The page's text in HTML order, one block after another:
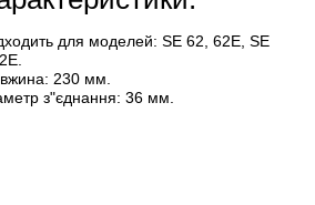
для моделей: SE 62, 62E, SE
230 мм.
з"єднання: 36 мм.